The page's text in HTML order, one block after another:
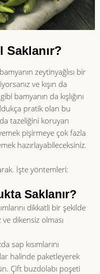
Saklanır?
zeytinyağlısı bir
ve kışın da
bamyanın da kışlığını
pratik olan bu
da tazeliğini koruyan
pişirmeye çok fazla
hazırlayabileceksiniz.
İşte yöntemleri:
Saklanır?
dikkatli bir şekilde
ve dikensiz olması
sap kısımlarını
halinde paketleyerek
Çift buzdolabı poşeti